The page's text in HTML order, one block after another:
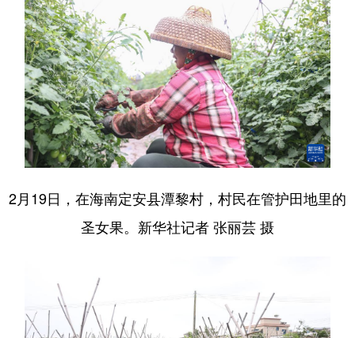
2月19日，在海南定安县潭黎村，村民在管护田地里的
圣女果。新华社记者 张丽芸 摄